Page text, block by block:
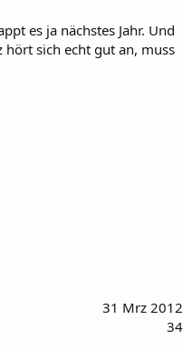
es ja nächstes Jahr. Und
hört sich echt gut an, muss
31 Mrz 2012
34